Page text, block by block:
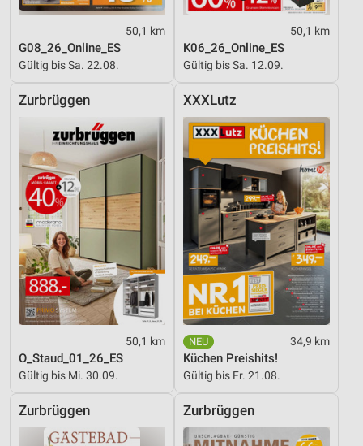
50,1 km
G08_26_Online_ES
Gültig bis Sa. 22.08.
50,1 km
K06_26_Online_ES
Gültig bis Sa. 12.09.
Zurbrüggen
50,1 km
O_Staud_01_26_ES
Gültig bis Mi. 30.09.
XXXLutz
34,9 km
Küchen Preishits!
Gültig bis Fr. 21.08.
Zurbrüggen Zurbrüggen